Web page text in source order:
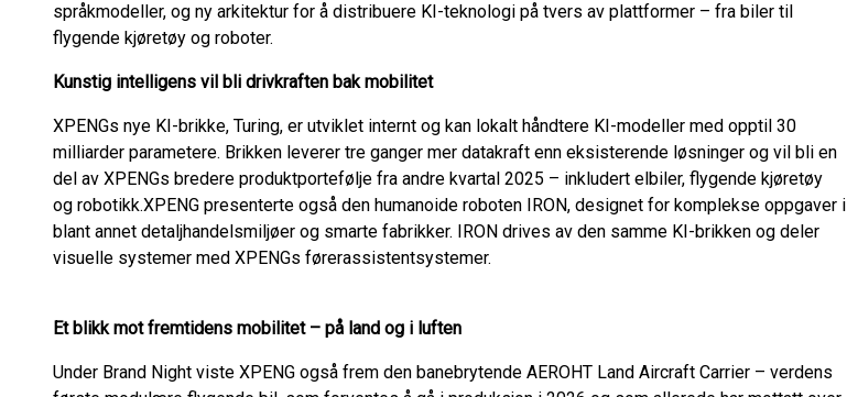
språkmodeller, og ny arkitektur for å distribuere KI-teknologi på tvers av plattformer – fra biler til
flygende kjøretøy og roboter.
Kunstig intelligens vil bli drivkraften bak mobilitet
XPENGs nye KI-brikke, Turing, er utviklet internt og kan lokalt håndtere KI-modeller med opptil 30
milliarder parametere. Brikken leverer tre ganger mer datakraft enn eksisterende løsninger og vil bli en
del av XPENGs bredere produktportefølje fra andre kvartal 2025 – inkludert elbiler, flygende kjøretøy
og robotikk.XPENG presenterte også den humanoide roboten IRON, designet for komplekse oppgaver i
blant annet detaljhandelsmiljøer og smarte fabrikker. IRON drives av den samme KI-brikken og deler
visuelle systemer med XPENGs førerassistentsystemer.
Et blikk mot fremtidens mobilitet – på land og i luften
Under Brand Night viste XPENG også frem den banebrytende AEROHT Land Aircraft Carrier – verdens